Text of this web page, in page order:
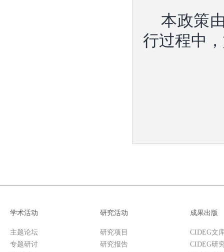
本政策
行过程中
学术活动
主题论坛
专题研讨
研究活动
研究项目
研究报告
成果出版
CIDEG文
CIDEG研